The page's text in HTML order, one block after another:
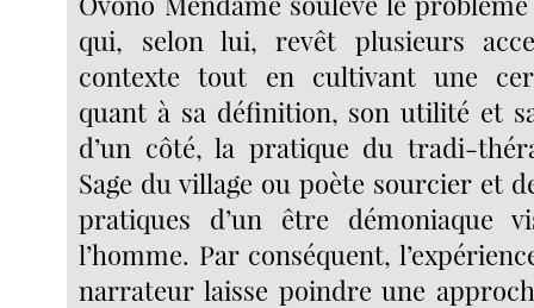
qui, selon lui, revêt plusieurs
contexte tout en cultivant une
quant à sa définition, son utilité et
d’un côté, la pratique du tradi-
Sage du village ou poète sourcier et
pratiques d’un être démoniaque
l’homme. Par conséquent,
narrateur laisse poindre une